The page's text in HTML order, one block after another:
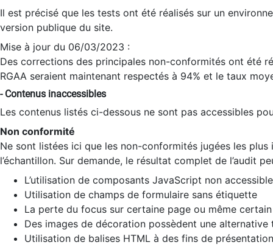
Il est précisé que les tests ont été réalisés sur un
version publique du site.
Mise à jour du 06/03/2023 :
Des corrections des principales non-conformités ont été
RGAA seraient maintenant respectés à 94% et le taux
- Contenus inaccessibles
Les contenus listés ci-dessous ne sont pas accessibles
Non conformité
Ne sont listées ici que les non-conformités jugées les
l’échantillon. Sur demande, le résultat complet de l’audit
L’utilisation de composants JavaScript non
Utilisation de champs de formulaire sans étiquette
La perte du focus sur certaine page ou même
Des images de décoration possèdent une alternative
Utilisation de balises HTML à des fins de